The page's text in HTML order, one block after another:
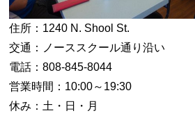
住所：1240 N. Shool St.
交通：ノーススクール通り沿い
電話：808-845-8044
営業時間：10:00～19:30
休み：土・日・月